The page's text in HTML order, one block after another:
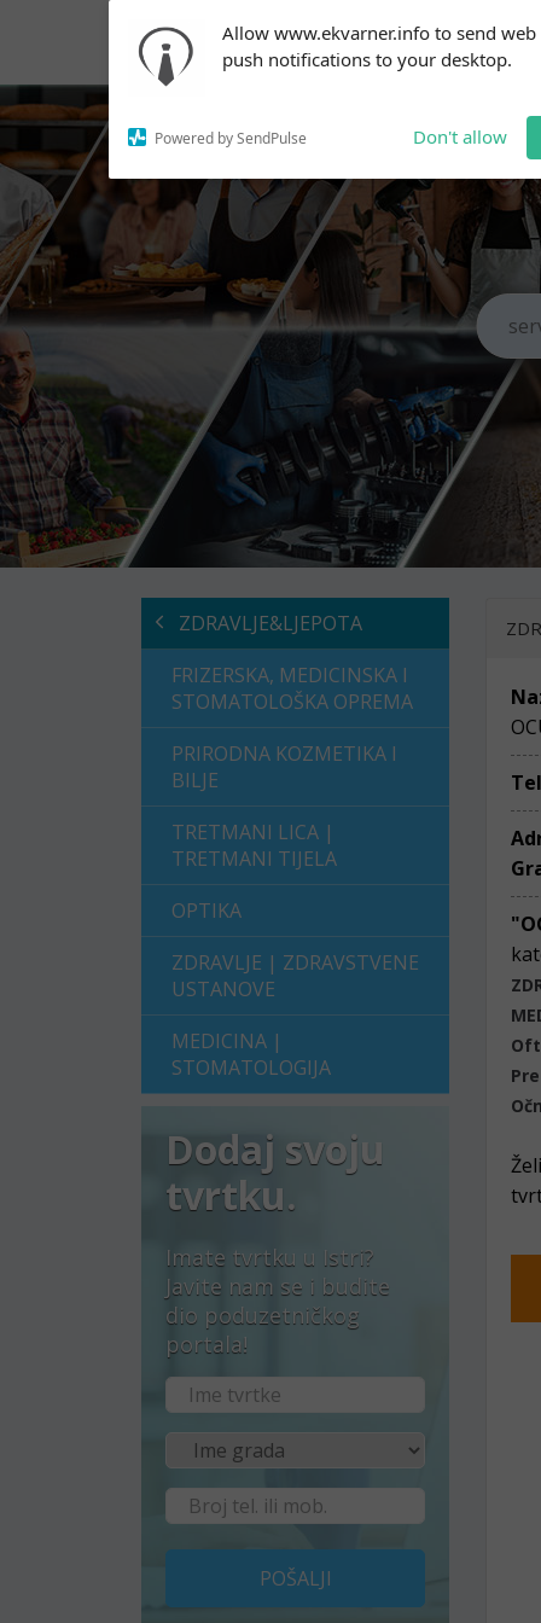
Allow www.ekvarner.info to send web
push notifications to your desktop.
Powered by SendPulse Don't allow
notifications!
To enable permission prompts, click
on the notification icon
ZDRAVLJE&LJEPOTA
FRIZERSKA, MEDICINSKA I
STOMATOLOŠKA OPREMA
PRIRODNA KOZMETIKA I
BILJE
TRETMANI LICA |
TRETMANI TIJELA
OPTIKA
ZDRAVLJE | ZDRAVSTVENE
USTANOVE
MEDICINA |
STOMATOLOGIJA
Dodaj svoju
tvrtku.
Imate tvrtku u Istri?
Javite nam se i budite
dio poduzetničkog
portala!
POŠALJI